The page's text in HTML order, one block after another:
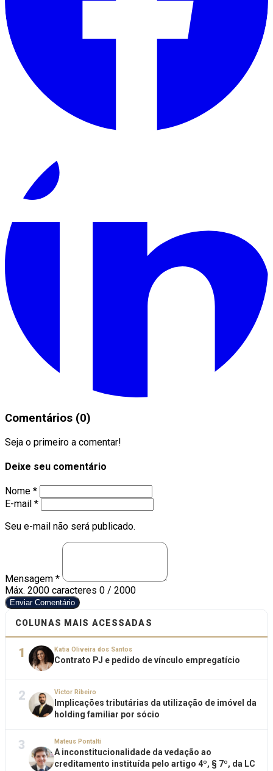
Comentários (0)
Seja o primeiro a comentar!
Deixe seu comentário
Nome *
E-mail *
Seu e-mail não será publicado.
Mensagem *
Máx. 2000 caracteres 0 / 2000
Enviar Comentário
COLUNAS MAIS ACESSADAS
1 Katia Oliveira dos Santos
Contrato PJ e pedido de vínculo empregatício
2 Victor Ribeiro
Implicações tributárias da utilização de imóvel da
holding familiar por sócio
3 Mateus Pontalti
A inconstitucionalidade da vedação ao
creditamento instituída pelo artigo 4º, § 7º, da LC